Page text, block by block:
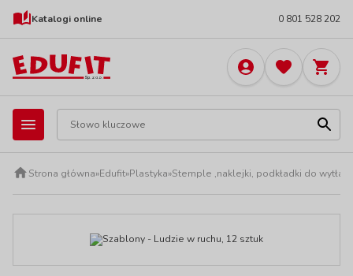
Katalogi online 0 801 528 202
Strona główna»Edufit»Plastyka»Stemple ,naklejki, podkładki do